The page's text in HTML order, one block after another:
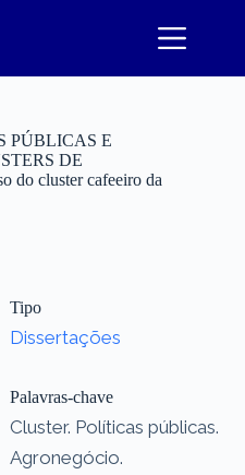
PÚBLICAS E
DE
do cluster cafeeiro da
Tipo
Dissertações
Palavras-chave
Cluster. Políticas públicas.
Agronegócio.